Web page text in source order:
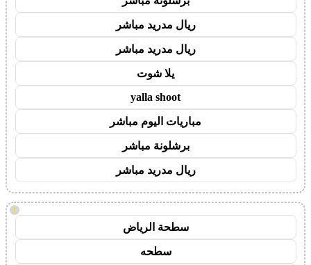
ريال مدريد مباشر
ريال مدريد مباشر
يلا شوت
yalla shoot
مباريات اليوم مباشر
برشلونة مباشر
ريال مدريد مباشر
!
سطحة الرياض
سطحه